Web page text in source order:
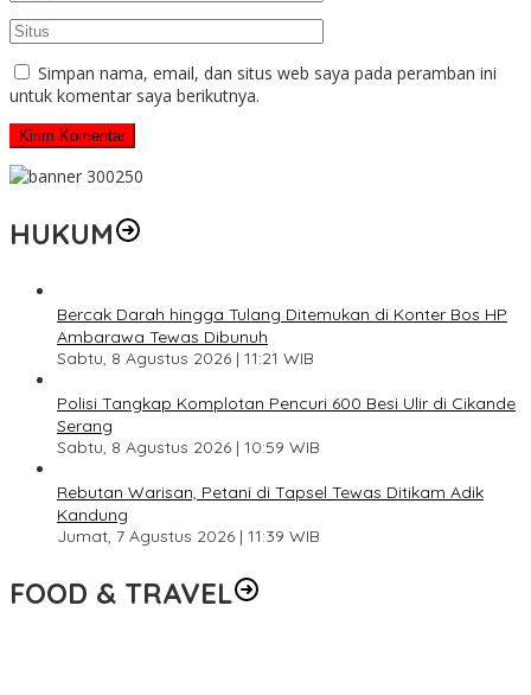
Simpan nama, email, dan situs web saya pada peramban ini
untuk komentar saya berikutnya.
HUKUM
Bercak Darah hingga Tulang Ditemukan di Konter Bos HP
Ambarawa Tewas Dibunuh
Sabtu, 8 Agustus 2026 | 11:21 WIB
Polisi Tangkap Komplotan Pencuri 600 Besi Ulir di Cikande
Serang
Sabtu, 8 Agustus 2026 | 10:59 WIB
Rebutan Warisan, Petani di Tapsel Tewas Ditikam Adik
Kandung
Jumat, 7 Agustus 2026 | 11:39 WIB
FOOD & TRAVEL